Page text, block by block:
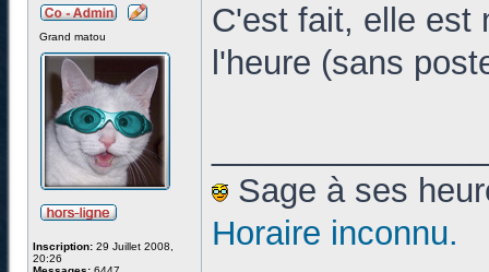
Grand matou
Inscription: 29 Juillet 2008,
20:26
C'est fait, elle est
l'heure (sans
Sage à ses
Horaire inconnu.